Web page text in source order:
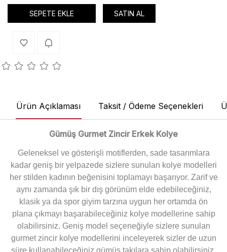
SEPETE EKLE SATIN AL
Ürün Açıklaması Taksit / Ödeme Seçenekleri
Gümüş Gurmet Zincir Erkek Kolye
Geleneksel ve gösterişli motiflerden, sade tasarımlara
kadar geniş bir yelpazede sizlere sunulan kolye modelleri
her stilden kadının beğenisini toplamayı başarıyor. Zarif ve
aynı zamanda şık bir dış görünüm elde edebileceğiniz,
klasik ya da spor giyim tarzına uygun her ortamda ön
plana çıkmayı başarabileceğiniz kolye modellerine sahip
olabilirsiniz. Geniş model seçeneğiyle sizlere sunulan
gurmet zincir kolye modellerini inceleyerek sizler de uzun